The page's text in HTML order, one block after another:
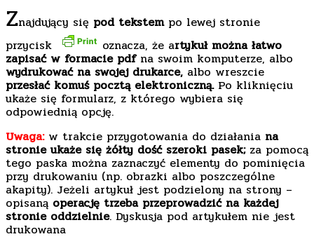
Znajdujący się pod tekstempo lewej stronie
przycisk
oznacza, że artykuł można łatwo
zapisać w formacie pdfna swoim komputerze, albo
wydrukować na swojej drukarce, albo wreszcie
przesłać komuś pocztą elektroniczną.Po kliknięciu
ukaże się formularz, z którego wybiera się
odpowiednią opcję.
Uwaga:w trakcie przygotowania do działania na
stronie ukaże się żółty dość szeroki pasek;za pomocą
tego paska można zaznaczyć elementy do pominięcia
przy drukowaniu (np. obrazki albo poszczególne
akapity). Jeżeli artykuł jest podzielony na strony –
opisaną operację trzeba przeprowadzić na każdej
stronie oddzielnie. Dyskusja pod artykułem nie jest
drukowana